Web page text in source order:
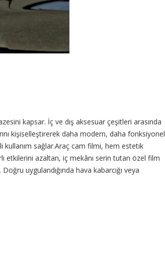
kapsar. İç ve dış aksesuar çeşitleri arasında
kişiselleştirerek daha modern, daha fonksiyonel
sağlar.Araç cam filmi, hem estetik
etkilerini azaltan, iç mekânı serin tutan özel film
uygulandığında hava kabarcığı veya